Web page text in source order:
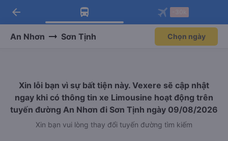
Tải app Vexere ngay!
Nhận ưu đãi thành viên độc
Mở app
Tải app Vexere
-30k/ghế khi đặt vé máy bay qua
Mở app
arrow_back
An Nhơn Sơn Tịnh Chọn ngày
Xin lỗi bạn vì sự bất tiện này. Vexere sẽ cập nhật
ngay khi có thông tin xe Limousine hoạt động trên
tuyến đường An Nhơn đi Sơn Tịnh ngày 09/08/2026
Xin bạn vui lòng thay đổi tuyến đường tìm kiếm